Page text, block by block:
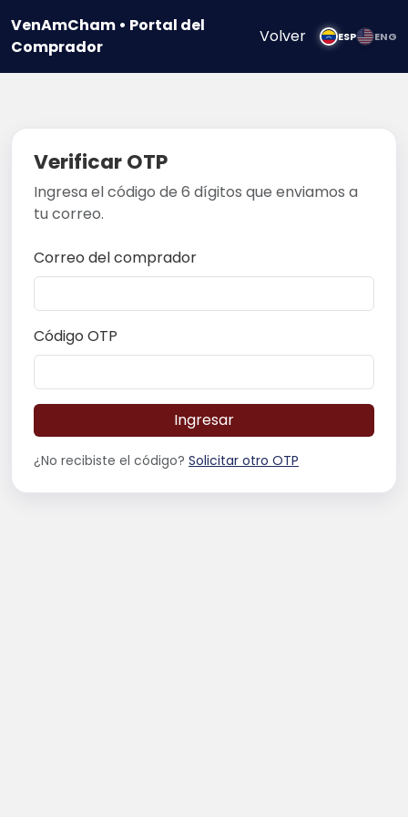
VenAmCham • Portal del
Comprador
Volver ESP ENG
Verificar OTP
Ingresa el código de 6 dígitos que enviamos a
tu correo.
Correo del comprador
Código OTP
Ingresar
¿No recibiste el código? Solicitar otro OTP